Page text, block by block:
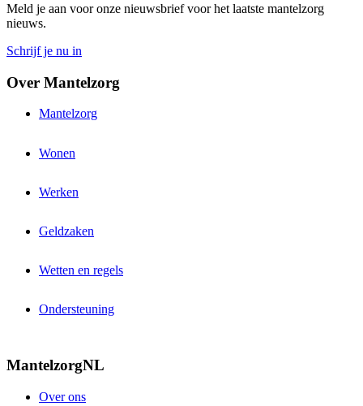
Meld je aan voor onze nieuwsbrief voor het laatste mantelzorg
nieuws.
Schrijf je nu in
Over Mantelzorg
Mantelzorg
Wonen
Werken
Geldzaken
Wetten en regels
Ondersteuning
MantelzorgNL
Over ons